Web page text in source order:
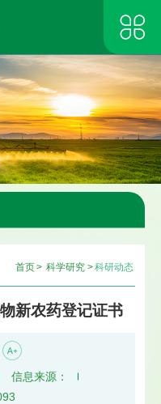
首页> 科学研究 >科研动态
新农药登记证书
信息来源：